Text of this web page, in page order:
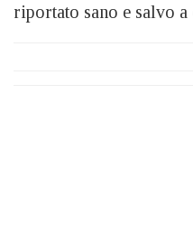
riportato sano e salvo a